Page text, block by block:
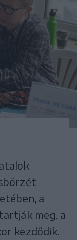
a
meg, a
kezdődik.